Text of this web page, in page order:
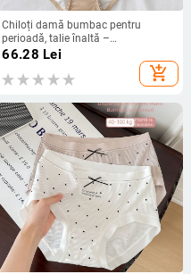
Chiloți damă bumbac pentru
perioadă, talie înaltă –
antibacterian, anti-scurgere,
susținere abdominală, 93% bumbac
66.28 Lei
add_shopping_cart